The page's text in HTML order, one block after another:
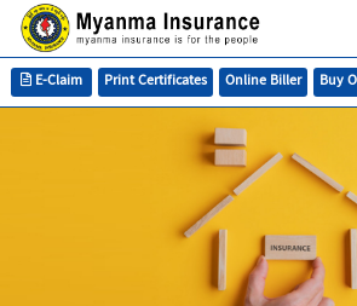
Buy
Online Biller
Print Certificates
E-Claim